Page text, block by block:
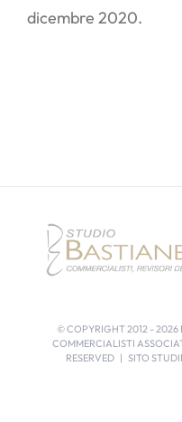
dicembre 2020.
© COPYRIGHT 2012 - 2026
COMMERCIALISTI
RESERVED | SITO